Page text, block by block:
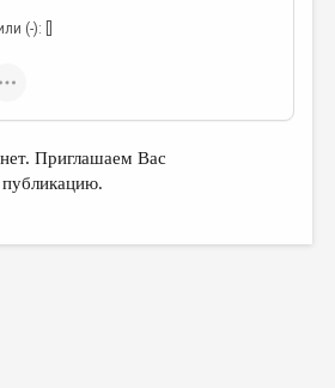
(-): []
Приглашаем Вас